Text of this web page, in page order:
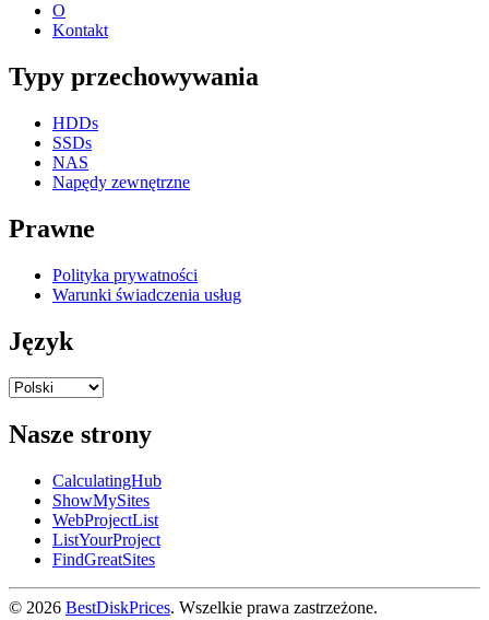
O
Kontakt
Typy przechowywania
HDDs
SSDs
NAS
Napędy zewnętrzne
Prawne
Polityka prywatności
Warunki świadczenia usług
Język
Nasze strony
CalculatingHub
ShowMySites
WebProjectList
ListYourProject
FindGreatSites
© 2026 BestDiskPrices. Wszelkie prawa zastrzeżone.